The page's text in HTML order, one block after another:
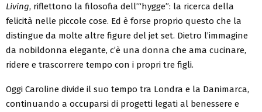
Living, riflettono la filosofia dell’“hygge”: la ricerca della
felicità nelle piccole cose. Ed è forse proprio questo che la
distingue da molte altre figure del jet set. Dietro l’immagine
da nobildonna elegante, c’è una donna che ama cucinare,
ridere e trascorrere tempo con i propri tre figli.
Oggi Caroline divide il suo tempo tra Londra e la Danimarca,
continuando a occuparsi di progetti legati al benessere e